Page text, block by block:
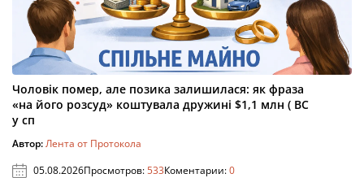
Чоловік помер, але позика залишилася: як фраза
«на його розсуд» коштувала дружині $1,1 млн ( ВС
у сп
Автор:Лента от Протокола
05.08.2026Просмотров:533Коментарии:0